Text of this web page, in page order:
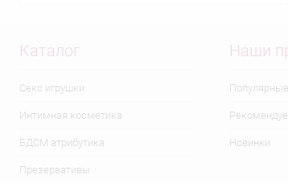
Каталог
Секс игрушки
Интимная косметика
БДСМ атрибутика
Презервативы
Наши
Новинки